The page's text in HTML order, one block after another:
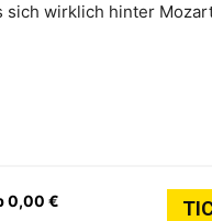
sich wirklich hinter
0,00 €